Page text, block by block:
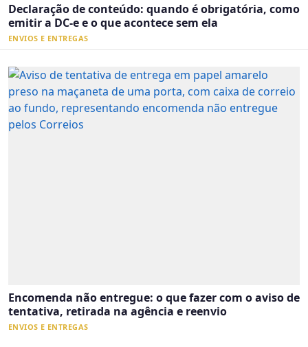
Declaração de conteúdo: quando é obrigatória, como
emitir a DC-e e o que acontece sem ela
ENVIOS E ENTREGAS
Encomenda não entregue: o que fazer com o aviso de
tentativa, retirada na agência e reenvio
ENVIOS E ENTREGAS